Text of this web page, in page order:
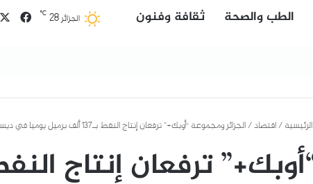
الطب والصحة ثقافة وفنون الجزائر28
℃
الرئيسية/اقتصاد/الجزائر ومجموعة “أوبك+” ترفعان إنتاج النفط بـ137 ألف برميل يوميا في ديسمبر